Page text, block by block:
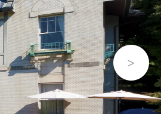
ジ
CEO Message
代表メッセージ